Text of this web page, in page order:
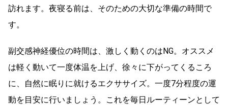
訪れます。夜寝る前は、そのための大切な準備の時間で
す。
副交感神経優位の時間は、激しく動くのはNG。オススメ
は軽く動いて一度体温を上げ、徐々に下がってくるころ
に、自然に眠りに就けるエクササイズ。一度7分程度の運
動を目安に行いましょう。これを毎日ルーティーンとして